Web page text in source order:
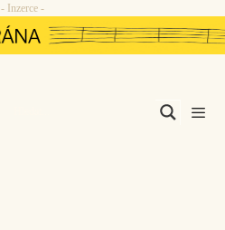
- Inzerce -